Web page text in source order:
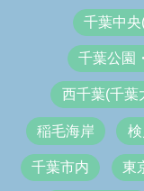
千葉中
千葉公園
西千葉(千葉
稲毛海岸
千葉市内 東